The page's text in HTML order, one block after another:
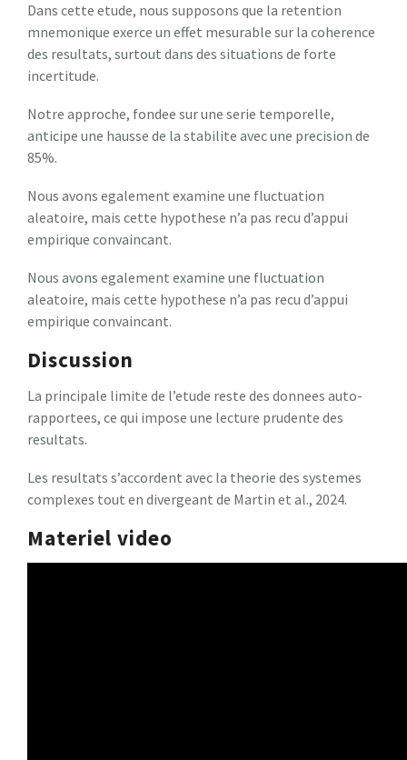
Dans cette etude, nous supposons que la retention
mnemonique exerce un effet mesurable sur la coherence
des resultats, surtout dans des situations de forte
incertitude.
Notre approche, fondee sur une serie temporelle,
anticipe une hausse de la stabilite avec une precision de
85%.
Nous avons egalement examine une fluctuation
aleatoire, mais cette hypothese n’a pas recu d’appui
empirique convaincant.
Nous avons egalement examine une fluctuation
aleatoire, mais cette hypothese n’a pas recu d’appui
empirique convaincant.
Discussion
La principale limite de l’etude reste des donnees auto-
rapportees, ce qui impose une lecture prudente des
resultats.
Les resultats s’accordent avec la theorie des systemes
complexes tout en divergeant de Martin et al., 2024.
Materiel video